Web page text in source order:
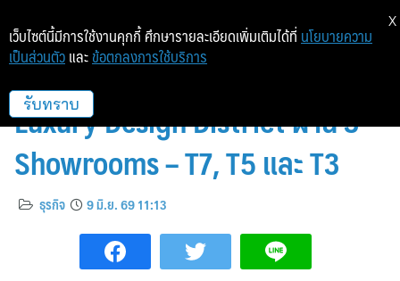
EURO ปักหมุดทองหล่อ สร้าง
Luxury Design District ผ่าน 3
Showrooms – T7, T5 และ T3
ธุรกิจ 9 มิ.ย. 69 11:13
เว็บไซต์นี้มีการใช้งานคุกกี้ ศึกษารายละเอียดเพิ่มเติมได้ที่ นโยบายความ
เป็นส่วนตัว และ ข้อตกลงการใช้บริการ
รับทราบ
X